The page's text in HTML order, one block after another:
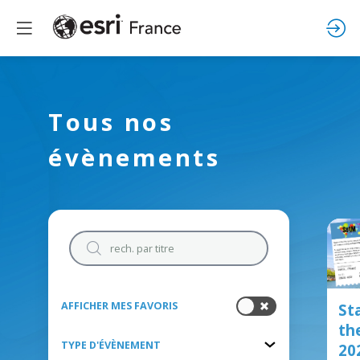
Tous nos
évènements
AFFICHER MES FAVORIS
TYPE D'ÉVÈNEMENT